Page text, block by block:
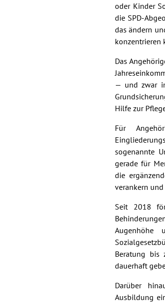
oder Kinder
die SPD-
das ändern
konzentrieren
Das
— und zwar
Hilfe zur
Für
sogenannte
gerade für
die
verankern und
Seit 2018
Beratung bis
dauerhaft
Darüber
Ausbildung